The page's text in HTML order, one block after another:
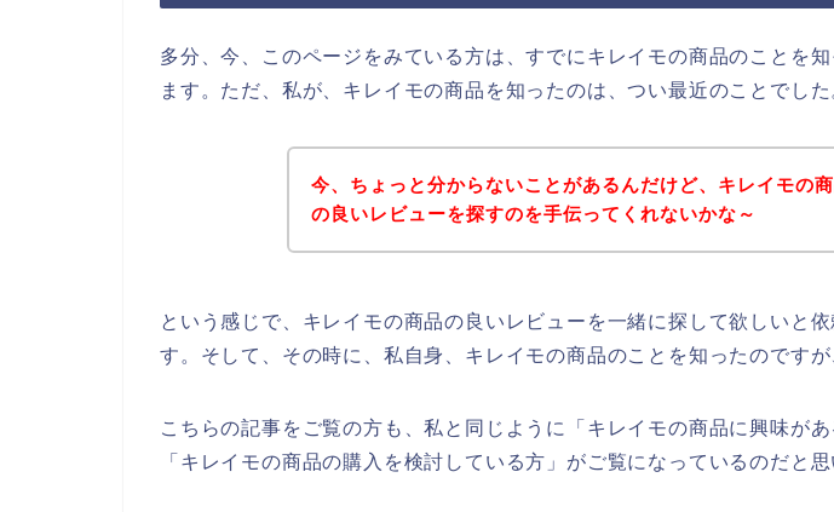
多分、今、このページをみている方は、すでにキレイモの商品のことを
ます。ただ、私が、キレイモの商品を知ったのは、つい最近のことでした
今、ちょっと分からないことがあるんだけど、キレイモの
の良いレビューを探すのを手伝ってくれないかな～
という感じで、キレイモの商品の良いレビューを一緒に探して欲しいと
す。そして、その時に、私自身、キレイモの商品のことを知ったのですが
こちらの記事をご覧の方も、私と同じように「キレイモの商品に興味があ
「キレイモの商品の購入を検討している方」がご覧になっているのだと思